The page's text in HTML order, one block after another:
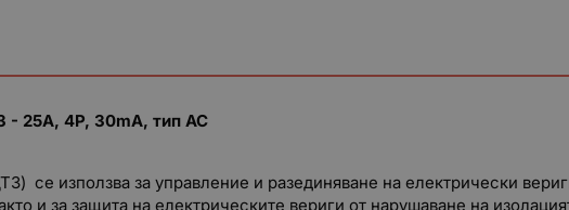
25A, 4P, 30mA, тип AC
се използва за управление и разединяване на електрически
и за защита на електрическите вериги от нарушаване на